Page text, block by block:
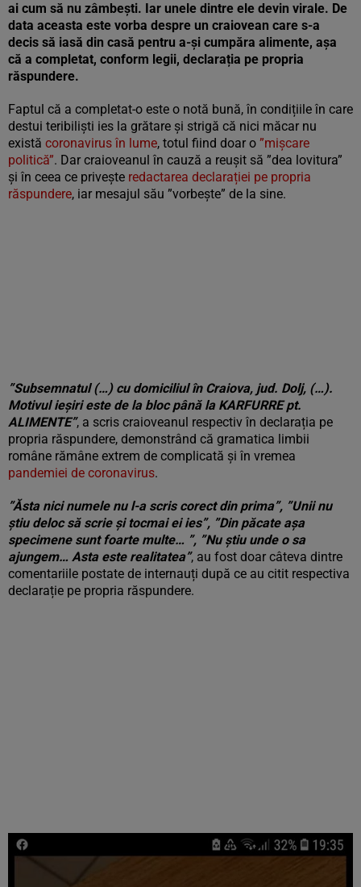
ai cum să nu zâmbești. Iar unele dintre ele devin virale. De
data aceasta este vorba despre un craiovean care s-a
decis să iasă din casă pentru a-și cumpăra alimente, așa
că a completat, conform legii, declarația pe propria
răspundere.
Faptul că a completat-o este o notă bună, în condițiile în care
destui teribiliști ies la grătare și strigă că nici măcar nu
există coronavirus în lume, totul fiind doar o ”mișcare
politică”. Dar craioveanul în cauză a reușit să ”dea lovitura”
și în ceea ce privește redactarea declarației pe propria
răspundere, iar mesajul său ”vorbește” de la sine.
”Subsemnatul (…) cu domiciliul în Craiova, jud. Dolj, (…).
Motivul ieșiri este de la bloc până la KARFURRE pt.
ALIMENTE”, a scris craioveanul respectiv în declarația pe
propria răspundere, demonstrând că gramatica limbii
române rămâne extrem de complicată și în vremea
pandemiei de coronavirus.
”Ăsta nici numele nu l-a scris corect din prima”, ”Unii nu
știu deloc să scrie și tocmai ei ies”, ”Din păcate așa
specimene sunt foarte multe… ”, ”Nu știu unde o sa
ajungem… Asta este realitatea”, au fost doar câteva dintre
comentariile postate de internauți după ce au citit respectiva
declarație pe propria răspundere.